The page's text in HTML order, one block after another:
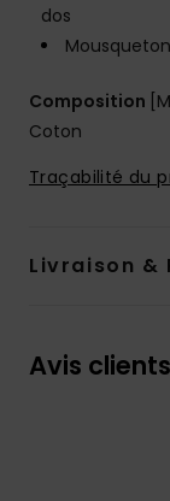
dos
Composition
Coton
Traçabilité du
Livraison &
Avis clients